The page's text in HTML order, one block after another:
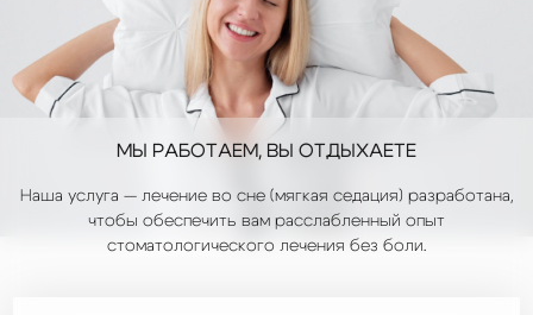
МЫ РАБОТАЕМ, ВЫ ОТДЫХАЕТЕ
Наша услуга — лечение во сне (мягкая седация) разработана,
чтобы обеспечить вам расслабленный опыт
стоматологического лечения без боли.